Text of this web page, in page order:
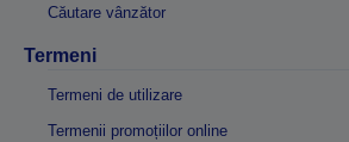
Căutare vânzător
Termeni
Termeni de utilizare
Termenii promoțiilor online